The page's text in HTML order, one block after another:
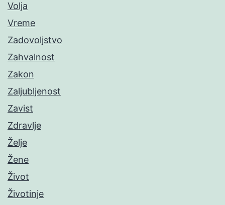
Volja
Vreme
Zadovoljstvo
Zahvalnost
Zakon
Zaljubljenost
Zavist
Zdravlje
Želje
Žene
Život
Životinje